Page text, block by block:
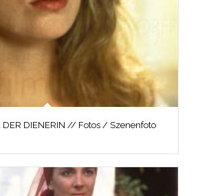
DER DIENERIN // Fotos / Szenenfoto